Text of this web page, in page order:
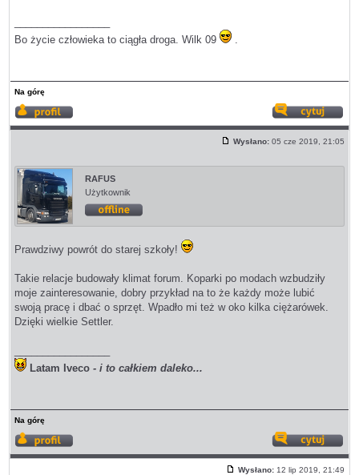
Bo życie człowieka to ciągła droga. Wilk 09
Na górę
Wyświetl
profil
z
Wysłano:05 cze 2019, 21:05
RAFUS
Użytkownik
Prawdziwy powrót do starej szkoły!
Takie relacje budowały klimat forum. Koparki po modach wzbudziły
moje zainteresowanie, dobry przykład na to że każdy może lubić
swoją pracę i dbać o sprzęt. Wpadło mi też w oko kilka ciężarówek.
Dzięki wielkie Settler.
Latam Iveco - i to całkiem daleko...
Na górę
profil
z
Wysłano:12 lip 2019, 21:49